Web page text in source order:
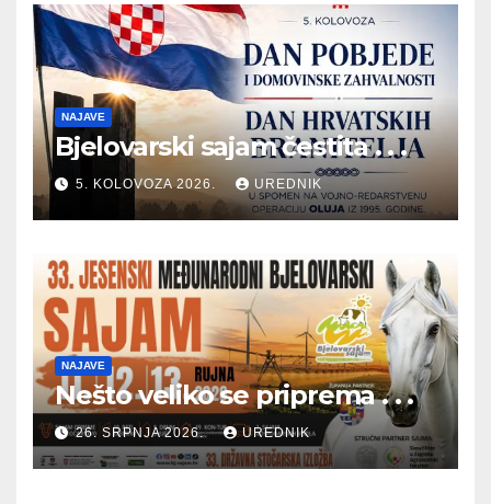
NAJAVE
Bjelovarski sajam čestita . . .
5. KOLOVOZA 2026. UREDNIK
NAJAVE
Nešto veliko se priprema . . .
26. SRPNJA 2026. UREDNIK